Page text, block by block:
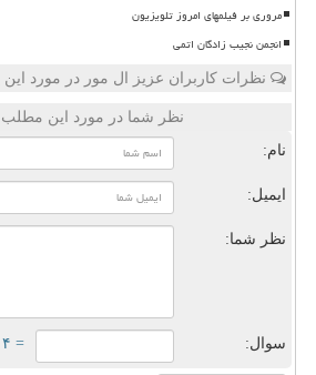
مروری بر فیلمهای امروز تلویزیون
انجمن نجیب زادگان اتمی
نظرات کاربران عزیز ال مور در مورد
نظر شما در مورد این مطلب
نام:
ایمیل:
نظر شما:
سوال: = ۴ بعلاوه ۴